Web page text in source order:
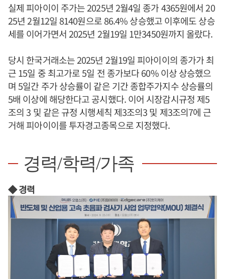
실제 피아이이 주가는 2025년 2월4일 종가 4365원에서 20
25년 2월12일 8140원으로 86.4% 상승했고 이후에도 상승
세를 이어가면서 2025년 2월19일 1만3450원까지 올랐다.
당시 한국거래소는 2025년 2월19일 피아이이의 종가가 최
근 15일 중 최고가로 5일 전 종가보다 60% 이상 상승했으
며 5일간 주가 상승률이 같은 기간 종합주가지수 상승률의
5배 이상에 해당한다고 공시했다. 이어 시장감시규정 제5
조의 3 및 같은 규정 시행세칙 제3조의3 및 제3조의7에 근
거해 피아이이를 투자경고종목으로 지정했다.
경력/학력/가족
◆ 경력